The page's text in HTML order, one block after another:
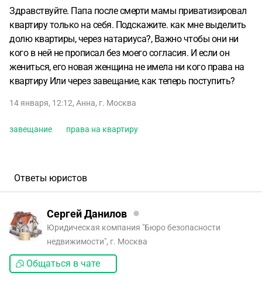
Здравствуйте. Папа после смерти мамы приватизировал
квартиру только на себя. Подскажите. как мне выделить
долю квартиры, через натариуса?, Важно чтобы они ни
кого в ней не прописал без моего согласия. И если он
жениться, его новая женщина не имела ни кого права на
квартиру Или через завещание, как теперь поступить?
14 января, 12:12, Анна, г. Москва
завещание права на квартиру
Ответы юристов
Сергей Данилов
Юридическая компания "Бюро безопасности
недвижимости", г. Москва
Общаться в чате